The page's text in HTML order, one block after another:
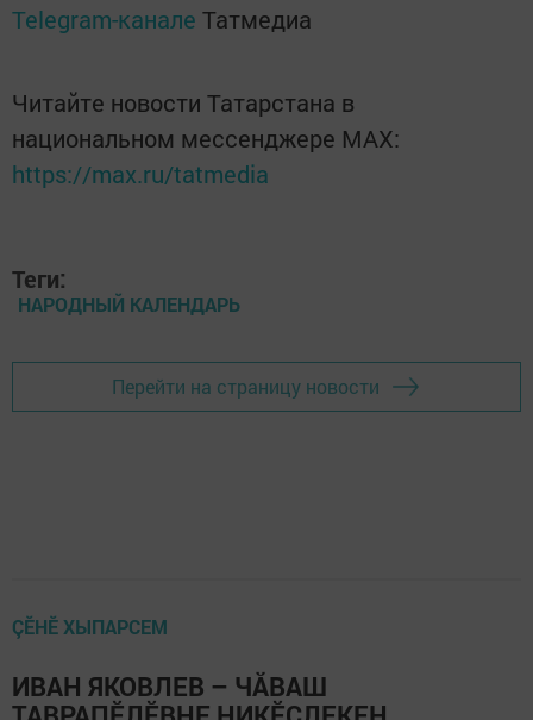
Telegram-канале Татмедиа
Читайте новости Татарстана в
национальном мессенджере MАХ:
https://max.ru/tatmedia
Теги:
НАРОДНЫЙ КАЛЕНДАРЬ
Перейти на страницу новости
ÇӖНӖ ХЫПАРСЕМ
ИВАН ЯКОВЛЕВ – ЧĂВАШ